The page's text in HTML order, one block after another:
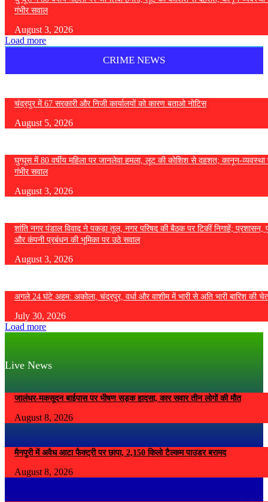
गंभीर सवाल
August 3, 2026
Load more
CRIME NEWS
चंद्रपुर में 67 सरकारी और निजी कार्यालयों को कारण बताओ नोटिस
August 5, 2026
घुग्घूस में 80 वर्षीय महिला पर जानलेवा हमला, लूट की कोशिश से दहशत; कानून-व्यवस्था
गंभीर सवाल
August 3, 2026
शांति नगर पंडाल विवाद ने पकड़ा तूल, नगर परिषद की बैठक पर टिकीं निगाहें; प्रशासन,
और कंपनी प्रबंधन की भूमिका पर उठे सवाल
August 3, 2026
अगले 24 घंटे अहम: अकोला, चंद्रपुर, वर्धा और वाशीम में भारी से अति भारी बारिश की
July 30, 2026
Load more
Live News
जालंधर-मकसूदन बाईपास पर भीषण सड़क हादसा, कार सवार तीन लोगों की मौत
August 8, 2026
मैनपुरी में अवैध आटा फैक्ट्री पर छापा, 2,150 किलो टैल्कम पाउडर बरामद
August 8, 2026